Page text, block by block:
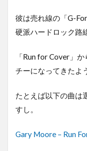
彼は売れ線の「G-
硬派ハードロック路
「Run for Cover」
チーになってきたよ
たとえば以下の曲は
すし。
Gary Moore – Run